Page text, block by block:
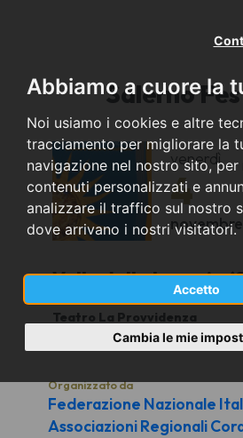
Abbiamo a cuore la
Noi usiamo i cookies e altre
tracciamento per migliorare la
navigazione nel nostro sito,
contenuti personalizzati e
analizzare il traffico sul nostro
dove arrivano i nostri visitatori.
Accetto
Cambia le mie
Salerno
venerdì
4
novembre
Vallo della Lucania
Teatro La Provvidenza
Organizzato da
Federazione Nazionale
Associazioni Regionali